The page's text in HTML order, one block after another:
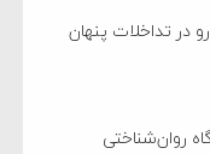
در تداخلات پنهان
روان‌شناختی